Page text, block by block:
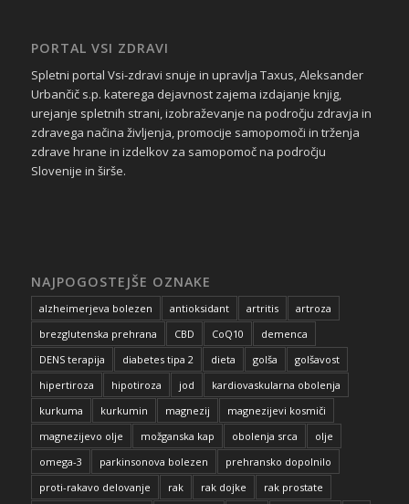
PORTAL VSI ZDRAVI
Spletni portal Vsi-zdravi snuje in upravlja Taxus, Aleksander
Urbančič s.p. katerega dejavnost zajema izdajanje knjig,
urejanje spletnih strani, izobraževanje na področju zdravja in
zdravega načina življenja, promocije samopomoči in trženja
zdrave hrane in izdelkov za samopomoč na področju
Slovenije in širše.
NAJPOGOSTEJŠE OZNAKE
alzheimerjeva bolezen antioksidant artritis
artroza
brezglutenska prehrana
CBD CoQ10
demenca
DENS terapija
diabetes tipa 2 dieta golša
golšavost
hipertiroza
hipotiroza jod
kardiovaskularna obolenja
kurkuma
kurkumin magnezij
magnezijevi kosmiči
magnezijevo olje
možganska kap obolenja srca
olje
omega-3
parkinsonova bolezen
prehransko dopolnilo
proti-rakavo delovanje
rak rak dojke
rak prostate